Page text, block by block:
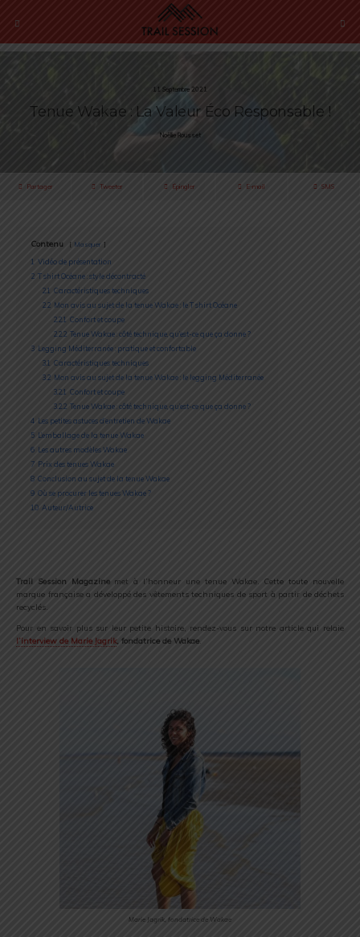
11 Septembre 2021
Tenue Wakae : La Valeur Éco Responsable !
Noëllie Rousset
Partager Tweeter Épingler E-mail SMS
Contenu Masquer
1 Vidéo de présentation
2 T shirt Océane : style décontracté
2.1 Caractéristiques techniques
2.2 Mon avis au sujet de la tenue Wakae : le T shirt Océane
2.2.1 Confort et coupe
2.2.2 Tenue Wakae : côté technique, qu’est-ce que ça donne ?
3 Legging Méditerranée : pratique et confortable
3.1 Caractéristiques techniques
3.2 Mon avis au sujet de la tenue Wakae : le legging Méditerranée
3.2.1 Confort et coupe
3.2.2 Tenue Wakae : côté technique, qu’est-ce que ça donne ?
4 Les petites astuces d’entretien de Wakae
5 L’emballage de la tenue Wakae
6 Les autres modèles Wakae
7 Prix des tenues Wakae
8 Conclusion au sujet de la tenue Wakae
9 Où se procurer les tenues Wakae ?
10 Auteur/Autrice
Trail Session Magazinemet à l’honneur une tenue Wakae. Cette toute nouvelle
marque française a développé des vêtements techniques de sport à partir de déchets
recyclés.
Pour en savoir plus sur leur petite histoire, rendez-vous sur notre article qui relaie
l’interview de Marie Jagrik, fondatrice de Wakae
Marie Jagrik, fondatrice de Wakae